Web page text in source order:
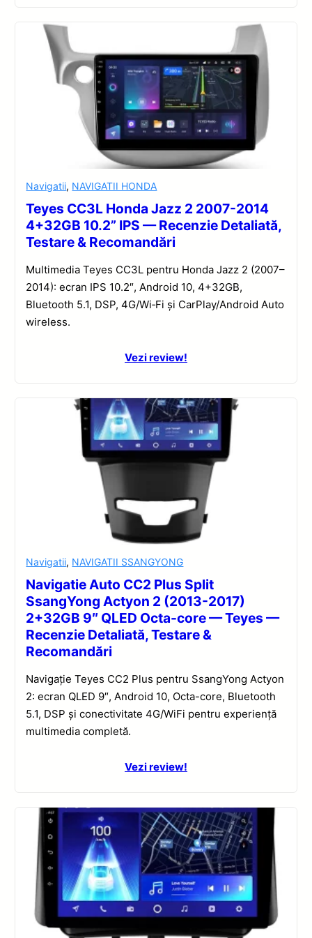
Navigatii, NAVIGATII HONDA
Teyes CC3L Honda Jazz 2 2007-2014
4+32GB 10.2” IPS — Recenzie Detaliată,
Testare & Recomandări
Multimedia Teyes CC3L pentru Honda Jazz 2 (2007–
2014): ecran IPS 10.2″, Android 10, 4+32GB,
Bluetooth 5.1, DSP, 4G/Wi‑Fi și CarPlay/Android Auto
wireless.
Vezi review!
Navigatii, NAVIGATII SSANGYONG
Navigatie Auto CC2 Plus Split
SsangYong Actyon 2 (2013-2017)
2+32GB 9″ QLED Octa-core — Teyes —
Recenzie Detaliată, Testare &
Recomandări
Navigație Teyes CC2 Plus pentru SsangYong Actyon
2: ecran QLED 9″, Android 10, Octa-core, Bluetooth
5.1, DSP și conectivitate 4G/WiFi pentru experiență
multimedia completă.
Vezi review!